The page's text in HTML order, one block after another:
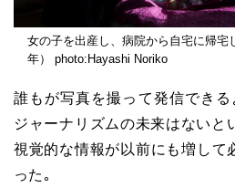
女の子を出産し、病院から自宅に帰宅
年） photo:Hayashi Noriko
誰もが写真を撮って発信できる
ジャーナリズムの未来はないと
視覚的な情報が以前にも増して
った｡